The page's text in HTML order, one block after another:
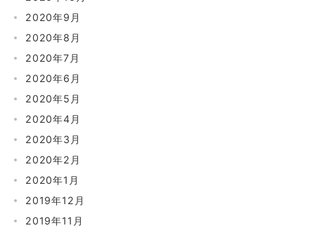
2020年9月
2020年8月
2020年7月
2020年6月
2020年5月
2020年4月
2020年3月
2020年2月
2020年1月
2019年12月
2019年11月